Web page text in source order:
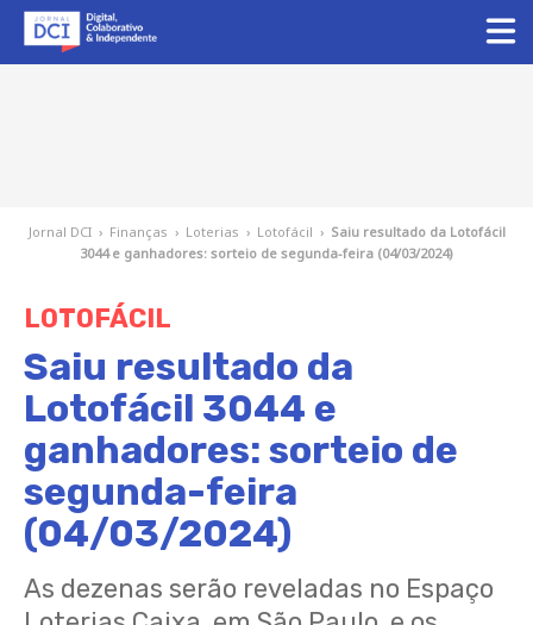
Jornal DCI › Finanças › Loterias › Lotofácil › Saiu resultado da Lotofácil
3044 e ganhadores: sorteio de segunda-feira (04/03/2024)
LOTOFÁCIL
Saiu resultado da
Lotofácil 3044 e
ganhadores: sorteio de
segunda-feira
(04/03/2024)
As dezenas serão reveladas no Espaço